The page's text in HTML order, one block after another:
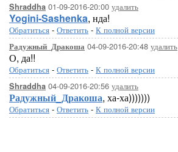
Shraddha 01-09-2016-20:00 удалить
Yogini-Sashenka, нда!
Обратиться - Ответить - К полной версии
Радужный_Дракоша 04-09-2016-20:48 удалить
О, да!!
Обратиться - Ответить - К полной версии
Shraddha 04-09-2016-20:56 удалить
Радужный_Дракоша, ха-ха)))))))
Обратиться - Ответить - К полной версии